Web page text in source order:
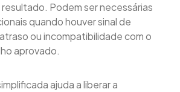
Podem ser necessárias
quando houver sinal de
ou incompatibilidade com o
aprovado.
ajuda a liberar a